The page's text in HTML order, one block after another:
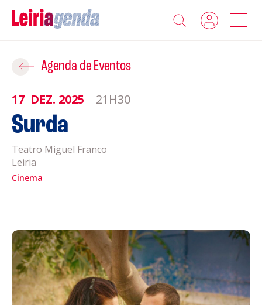
Agenda
Sobre a Leiriagenda
Promotores
Clubes Desportivos
Política de Privacidade
Política de Cookies
Acompanhe a Leiria Agenda
Agenda de Eventos
17 DEZ. 2025 21H30
Surda
Teatro Miguel Franco
Leiria
Cinema
Adicionar ao Roteiro
ROTEIROS EXISTENTES
CRIAR NOVO